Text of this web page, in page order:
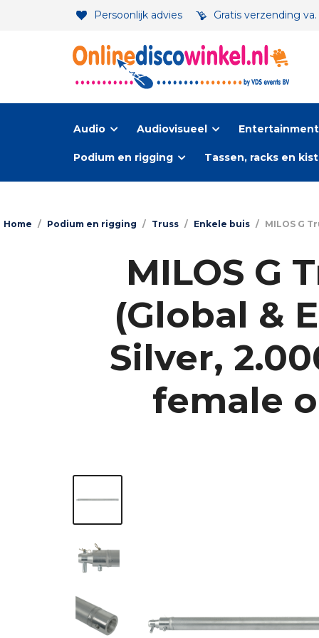
Persoonlijk advies Gratis verzending
Audio Audiovisueel
Podium en rigging Tassen, racks en
Home / Podium en rigging / Truss / Enkele buis / MILOS G
MILOS G
(Global &
Silver,
female